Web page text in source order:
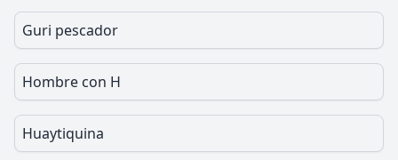
Guri pescador
Hombre con H
Huaytiquina